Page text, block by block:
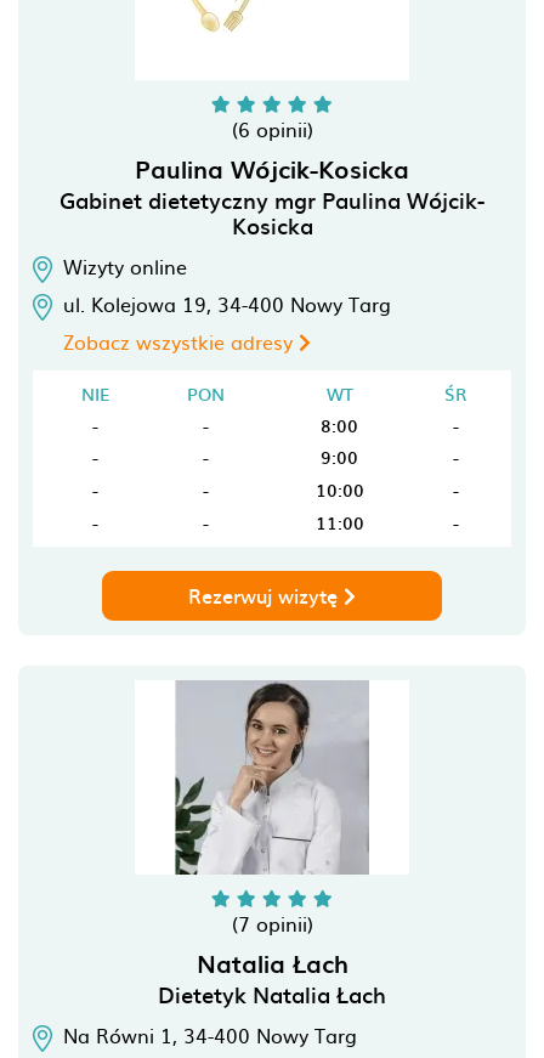
(6 opinii)
Paulina Wójcik-Kosicka
Gabinet dietetyczny mgr Paulina Wójcik-
Kosicka
Wizyty online
ul. Kolejowa 19, 34-400 Nowy Targ
Zobacz wszystkie adresy
NIE PON WT
ŚR
-
- 8:00
-
-
- 9:00
-
-
- 10:00
-
-
- 11:00 -
Rezerwuj wizytę
(7 opinii)
Natalia Łach
Dietetyk Natalia Łach
Na Równi 1, 34-400 Nowy Targ